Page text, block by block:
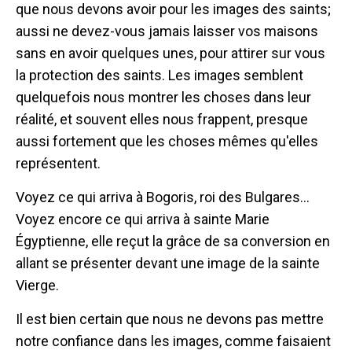
que nous devons avoir pour les images des saints;
aussi ne devez-vous jamais laisser vos maisons
sans en avoir quelques unes, pour attirer sur vous
la protection des saints. Les images semblent
quelquefois nous montrer les choses dans leur
réalité, et souvent elles nous frappent, presque
aussi fortement que les choses mêmes qu'elles
représentent.
Voyez ce qui arriva à Bogoris, roi des Bulgares...
Voyez encore ce qui arriva à sainte Marie
Égyptienne, elle reçut la grâce de sa conversion en
allant se présenter devant une image de la sainte
Vierge.
Il est bien certain que nous ne devons pas mettre
notre confiance dans les images, comme faisaient